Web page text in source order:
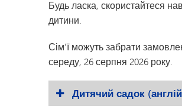
Дозвілля
Будь ласка, скористайтеся
дитини.
Сім’ї можуть забрати
середу, 26 серпня 2026 року.
Дитячий садок